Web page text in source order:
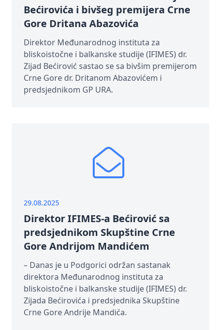
Bećirovića i bivšeg premijera Crne
Gore Dritana Abazovića
Direktor Međunarodnog instituta za
bliskoistočne i balkanske studije (IFIMES) dr.
Zijad Bećirović sastao se sa bivšim premijerom
Crne Gore dr. Dritanom Abazovićem i
predsjednikom GP URA.
29.08.2025
Direktor IFIMES-a Bećirović sa
predsjednikom Skupštine Crne
Gore Andrijom Mandićem
– Danas je u Podgorici održan sastanak
direktora Međunarodnog instituta za
bliskoistočne i balkanske studije (IFIMES) dr.
Zijada Bećirovića i predsjednika Skupštine
Crne Gore Andrije Mandića.